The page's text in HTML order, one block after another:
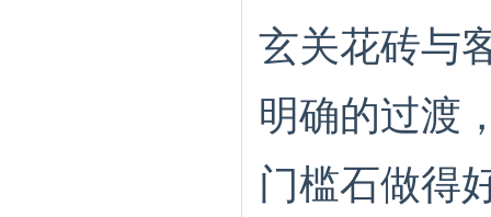
玄关花砖与
明确的过渡
门槛石做得